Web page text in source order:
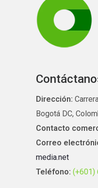
Dirección:
Bogotá DC,
Contacto
Correo
media.net
Teléfono: (+601)